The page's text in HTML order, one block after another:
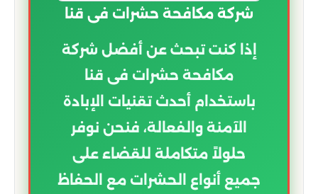
شركة مكافحة حشرات فى قنا
إذا كنت تبحث عن أفضل شركة
مكافحة حشرات فى قنا
باستخدام أحدث تقنيات الإبادة
الآمنة والفعالة، فنحن نوفر
حلولاً متكاملة للقضاء على
جميع أنواع الحشرات مع الحفاظ